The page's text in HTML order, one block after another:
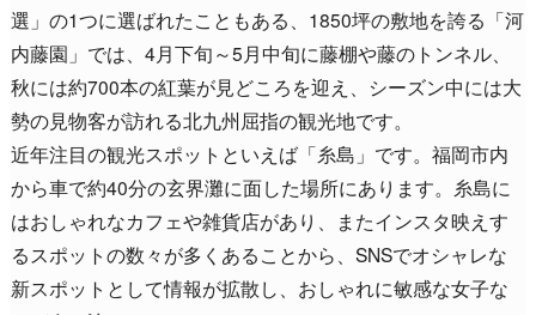
選」の1つに選ばれたこともある、1850坪の敷地を誇る「河
内藤園」では、4月下旬～5月中旬に藤棚や藤のトンネル、
秋には約700本の紅葉が見どころを迎え、シーズン中には大
勢の見物客が訪れる北九州屈指の観光地です。
近年注目の観光スポットといえば「糸島」です。福岡市内
から車で約40分の玄界灘に面した場所にあります。糸島に
はおしゃれなカフェや雑貨店があり、またインスタ映えす
るスポットの数々が多くあることから、SNSでオシャレな
新スポットとして情報が拡散し、おしゃれに敏感な女子な